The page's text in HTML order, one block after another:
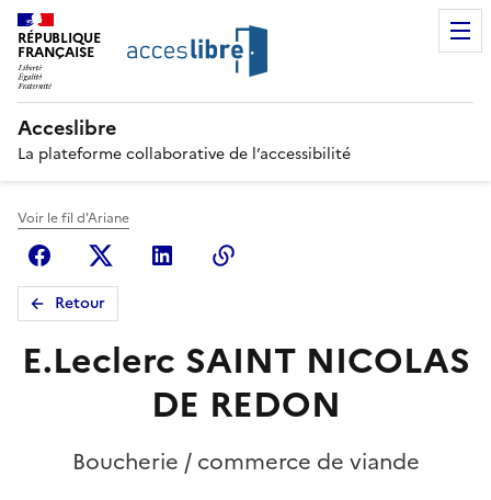
RÉPUBLIQUE
FRANÇAISE
Acceslibre
La plateforme collaborative de l’accessibilité
Voir le fil d'Ariane
FacebookX (anciennement Twitter)
Linkedin
Retour
E.Leclerc SAINT NICOLAS
DE REDON
Boucherie / commerce de viande